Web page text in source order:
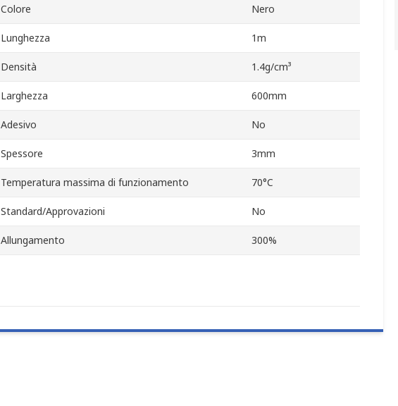
Colore Nero
Lunghezza 1m
Densità 1.4g/cm³
Larghezza 600mm
Adesivo No
Spessore 3mm
Temperatura massima di funzionamento 70°C
Standard/Approvazioni No
Allungamento 300%